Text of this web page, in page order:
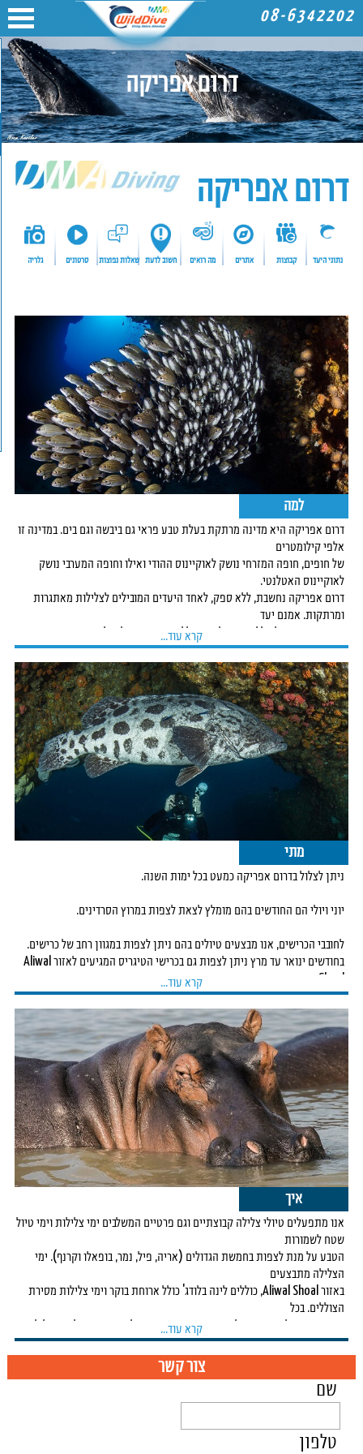
דרום אפריקה
08-6342202
דרום אפריקה
נתוני היעד קבוצות אתרים מה רואים חשוב לדעת שאלות נפוצות סרטונים גלריה
למה
דרום אפריקה היא מדינה מרתקת בעלת טבע פראי גם ביבשה וגם בים. במדינה זו
אלפי קילומטרים
של חופים, חופה המזרחי נושק לאוקיינוס ההודי ואילו וחופה המערבי נושק
לאוקיינוס האטלנטי.
דרום אפריקה נחשבת, ללא ספק, לאחד היעדים המובילים לצלילות מאתגרות
ומרתקות. אמנם יעד
זה אינו מתאים לצולל המתחיל,
אך צוללים מנוסים יכולים למצוא עניין רב מתחת
לפני הים.
בכל צלילה ניתן לראות סוגי כרישים שונים, ללמוד, להכיר ולחקור את
השוניוההבדלים ביניהם.
האזור עשיר בחיות גדולות כגון לווייתנים, דולפינים,מנטות ובטאים מסוגים
שונים. כל צלילה היא חוויה בפני עצמה!
בנוסף לטיולי הצלילה הרגילים, בכל שנה מתרחשת תופעת טבע נדירהוייחודית
במי הים לאורך
חופיה המזרחיים של דרום אפריקה - מרוץ הסרדינים.
מתקבצות להקות
ענק של סרדינים שנעות לאורף
החוף המזרחי ואלו מהוות טרף קל עבור כל שוכני
מדולפינים דרךלהקות טונות, כרישים, כלבי ים ואפילו עופות מים הצוללים לתוך
המים על
לתפוס את הארוחה הבאה. זוהי אחת מחוויות הטבע הפראיות בעולם
ולצלול לצד כל יצורי הים הגדולים והמרתקים.
בנוסף, מומלץ לשלב טיול יבשתי באחת משמורות הטבע המופלאות של
דרום
אפריקה ולהתוודע
אל הטבע הפראי והחיות המרהיבות.
קרא עוד...
מתי
ניתן לצלול בדרום אפריקה כמעט בכל ימות השנה.
יוני ויולי הם החודשים בהם מומלץ לצאת לצפות במרוץ הסרדינים.
לחובבי הכרישים, אנו מבצעים טיולים בהם ניתן לצפות במגוון רחב של כרישים.
בחודשים ינואר עד מרץ ניתן לצפות גם בכרישי הטיגריס המגיעים לאזור Aliwal
Shoal.
קרא עוד...
איך
אנו מתפעלים טיולי צלילה קבוצתיים וגם פרטיים המשלבים ימי צלילות וימי טיול
שטח לשמורות
הטבע על מנת לצפות בחמשת הגדולים (אריה, פיל, נמר, בופאלו וקרנף). ימי
הצלילה מתבצעים
באזור Aliwal Shoal,
כוללים לינה בלודג' כולל ארוחת בוקר וימי צלילות מסירת
הצוללים. בכל
בוקר נוסעים לשפך הנהר לים, מורידים את הסירות למים, יוצאים לשתי
צלילות
מודרכות עם
סירות הצוללים ובסוף היום חוזרים בחזרה ללודג'.
במרוץ הסרדינים סדר היום דומה כאשר היציאה לצלילות מתבצעת מאזור
בשלוש
קרא עוד...
צור קשר
שם
טלפון